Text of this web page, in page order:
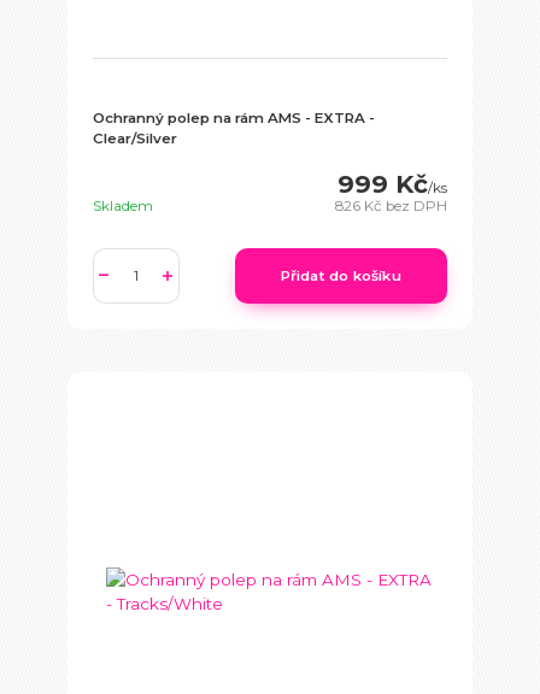
Ochranný polep na rám AMS - EXTRA -
Clear/Silver
999 Kč/ks
826 Kč bez DPH
Skladem
Přidat do košíku